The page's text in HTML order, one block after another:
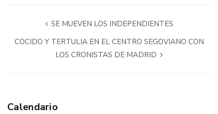
SE MUEVEN LOS INDEPENDIENTES
COCIDO Y TERTULIA EN EL CENTRO SEGOVIANO CON
LOS CRONISTAS DE MADRID
Calendario